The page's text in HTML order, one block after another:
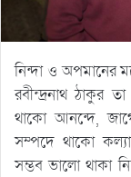
নিন্দা ও অপমানের
রবীন্দ্রনাথ ঠাকুর
থাকো আনন্দে,
সম্পদে থাকো
সম্ভব ভালো থাকা